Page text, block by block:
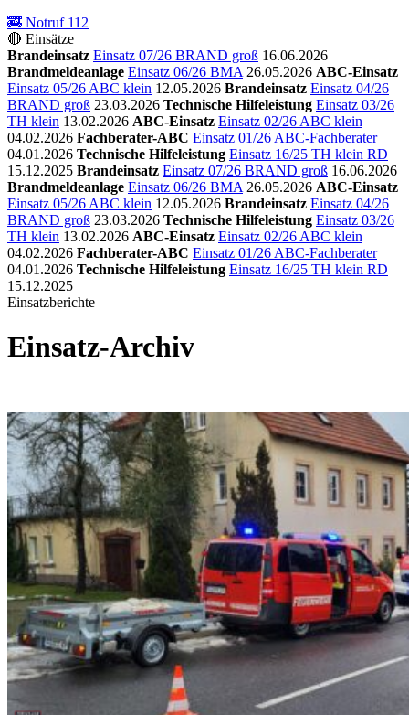
🚒 Notruf 112
🔴 Einsätze
Brandeinsatz Einsatz 07/26 BRAND groß 16.06.2026
Brandmeldeanlage Einsatz 06/26 BMA 26.05.2026 ABC-Einsatz
Einsatz 05/26 ABC klein 12.05.2026 Brandeinsatz Einsatz 04/26
BRAND groß 23.03.2026 Technische Hilfeleistung Einsatz 03/26
TH klein 13.02.2026 ABC-Einsatz Einsatz 02/26 ABC klein
04.02.2026 Fachberater-ABC Einsatz 01/26 ABC-Fachberater
04.01.2026 Technische Hilfeleistung Einsatz 16/25 TH klein RD
15.12.2025 Brandeinsatz Einsatz 07/26 BRAND groß 16.06.2026
Brandmeldeanlage Einsatz 06/26 BMA 26.05.2026 ABC-Einsatz
Einsatz 05/26 ABC klein 12.05.2026 Brandeinsatz Einsatz 04/26
BRAND groß 23.03.2026 Technische Hilfeleistung Einsatz 03/26
TH klein 13.02.2026 ABC-Einsatz Einsatz 02/26 ABC klein
04.02.2026 Fachberater-ABC Einsatz 01/26 ABC-Fachberater
04.01.2026 Technische Hilfeleistung Einsatz 16/25 TH klein RD
15.12.2025
Einsatzberichte
Einsatz-Archiv